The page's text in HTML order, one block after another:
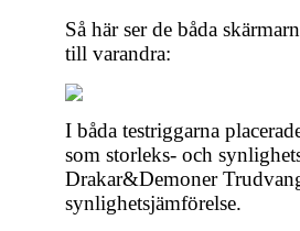
Så här ser de båda
till varandra:
I båda testriggarna
som storleks- och
Drakar&Demoner
synlighetsjämförelse.